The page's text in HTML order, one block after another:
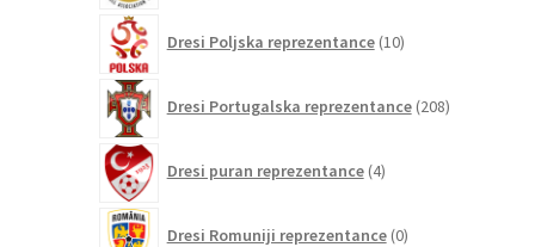
Dresi Poljska reprezentance 10izdelkov
Dresi Portugalska reprezentance 208izdelkov
Dresi puran reprezentance 4izdelki
Dresi Romuniji reprezentance 0